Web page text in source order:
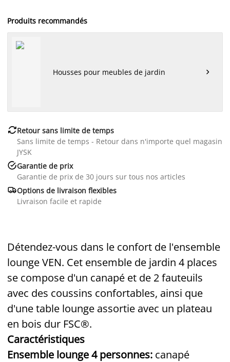
Produits recommandés
Housses pour meubles de jardin 
Retour sans limite de temps
Sans limite de temps - Retour dans n'importe quel magasin
JYSK
Garantie de prix
Garantie de prix de 30 jours sur tous nos articles
Options de livraison flexibles
Livraison facile et rapide
Détendez-vous dans le confort de l'ensemble
lounge VEN. Cet ensemble de jardin 4 places
se compose d'un canapé et de 2 fauteuils
avec des coussins confortables, ainsi que
d'une table lounge assortie avec un plateau
en bois dur FSC®.
Caractéristiques
Ensemble lounge 4 personnes: canapé